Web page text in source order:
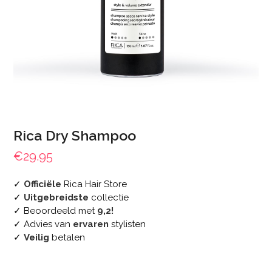
Rica Dry Shampoo
€29.95
✓ Officiële Rica Hair Store
✓ Uitgebreidste collectie
✓ Beoordeeld met 9,2!
✓ Advies van ervaren stylisten
✓Veilig betalen